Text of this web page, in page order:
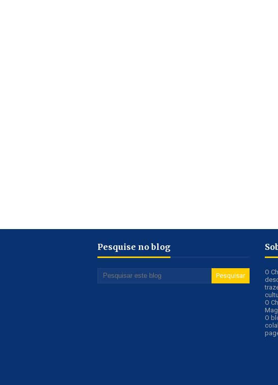
Pesquise no blog
O
O
O